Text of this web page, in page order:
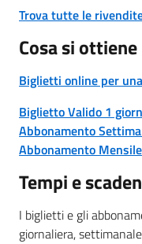
Trova tutte le
Cosa si ottiene
Biglietti online per
Biglietto Valido 1
Abbonamento
Abbonamento Mensile
Tempi e
I biglietti e gli
giornaliera,